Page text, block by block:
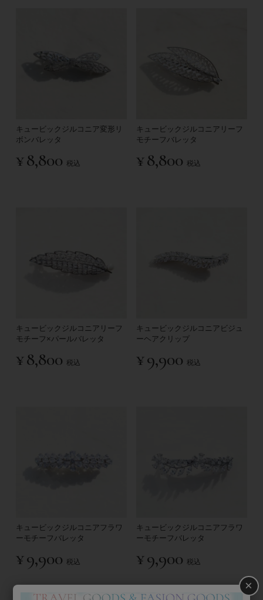
キュービックジルコニア変形リ
ボンバレッタ
¥8,800 税込
キュービックジルコニアリーフ
モチーフバレッタ
¥8,800 税込
キュービックジルコニアリーフ
モチーフ×パールバレッタ
¥8,800 税込
キュービックジルコニアビジュ
ーヘアクリップ
¥9,900 税込
キュービックジルコニアフラワ
ーモチーフバレッタ
¥9,900 税込
キュービックジルコニアフラワ
ーモチーフバレッタ
¥9,900 税込
×